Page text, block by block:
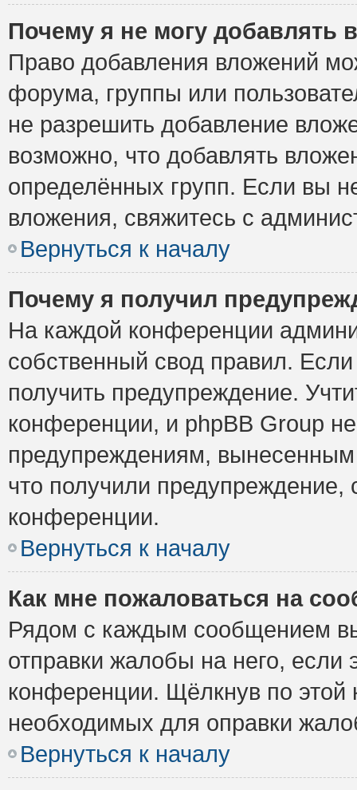
Почему я не могу добавлять
Право добавления вложений
форума, группы или
не разрешить добавление
возможно, что добавлять
определённых групп. Если вы
вложения, свяжитесь с
Вернуться к началу
Почему я получил
На каждой конференции
собственный свод правил.
получить предупреждение.
конференции, и phpBB Group
предупреждениям,
что получили предупреждение,
конференции.
Вернуться к началу
Как мне пожаловаться на
Рядом с каждым сообщением
отправки жалобы на него,
конференции. Щёлкнув по этой
необходимых для оправки
Вернуться к началу